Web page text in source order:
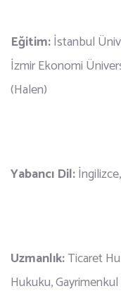
Eğitim:İstanbul
İzmir Ekonomi
(Halen)
Yabancı Dil:
Uzmanlık:Ticaret
Hukuku,